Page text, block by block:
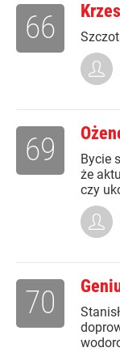
66
Bycie
że
czy
69
70